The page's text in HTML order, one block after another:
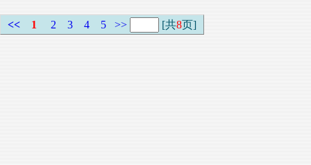
<< 1 2 3 4 5 >> [共8页]